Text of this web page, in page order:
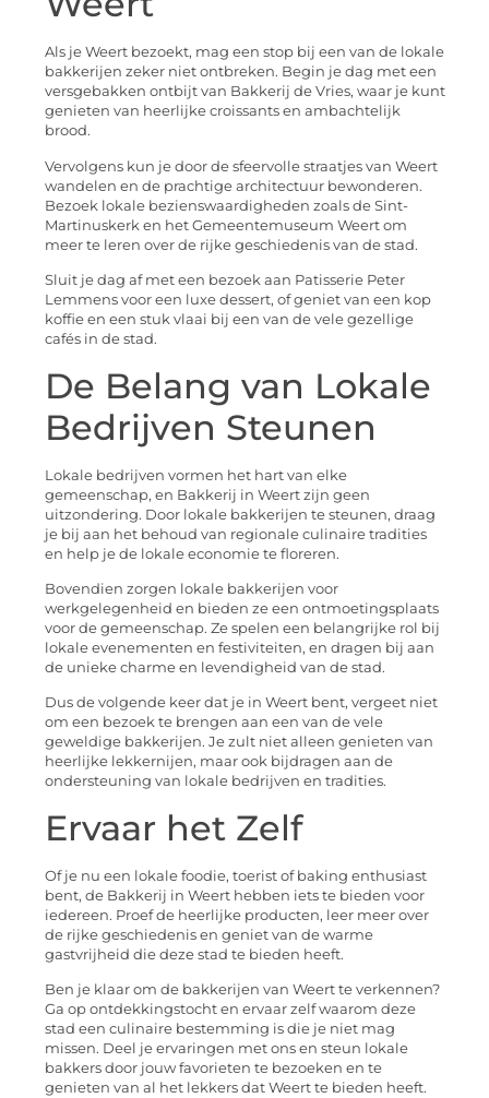
Als je Weert bezoekt, mag een stop bij een van de lokale
bakkerijen zeker niet ontbreken. Begin je dag met een
versgebakken ontbijt van Bakkerij de Vries, waar je kunt
genieten van heerlijke croissants en ambachtelijk
brood.
Vervolgens kun je door de sfeervolle straatjes van Weert
wandelen en de prachtige architectuur bewonderen.
Bezoek lokale bezienswaardigheden zoals de Sint-
Martinuskerk en het Gemeentemuseum Weert om
meer te leren over de rijke geschiedenis van de stad.
Sluit je dag af met een bezoek aan Patisserie Peter
Lemmens voor een luxe dessert, of geniet van een kop
koffie en een stuk vlaai bij een van de vele gezellige
cafés in de stad.
De Belang van Lokale
Bedrijven Steunen
Lokale bedrijven vormen het hart van elke
gemeenschap, en Bakkerij in Weert zijn geen
uitzondering. Door lokale bakkerijen te steunen, draag
je bij aan het behoud van regionale culinaire tradities
en help je de lokale economie te floreren.
Bovendien zorgen lokale bakkerijen voor
werkgelegenheid en bieden ze een ontmoetingsplaats
voor de gemeenschap. Ze spelen een belangrijke rol bij
lokale evenementen en festiviteiten, en dragen bij aan
de unieke charme en levendigheid van de stad.
Dus de volgende keer dat je in Weert bent, vergeet niet
om een bezoek te brengen aan een van de vele
geweldige bakkerijen. Je zult niet alleen genieten van
heerlijke lekkernijen, maar ook bijdragen aan de
ondersteuning van lokale bedrijven en tradities.
Ervaar het Zelf
Of je nu een lokale foodie, toerist of baking enthusiast
bent, de Bakkerij in Weert hebben iets te bieden voor
iedereen. Proef de heerlijke producten, leer meer over
de rijke geschiedenis en geniet van de warme
gastvrijheid die deze stad te bieden heeft.
Ben je klaar om de bakkerijen van Weert te verkennen?
Ga op ontdekkingstocht en ervaar zelf waarom deze
stad een culinaire bestemming is die je niet mag
missen. Deel je ervaringen met ons en steun lokale
bakkers door jouw favorieten te bezoeken en te
genieten van al het lekkers dat Weert te bieden heeft.